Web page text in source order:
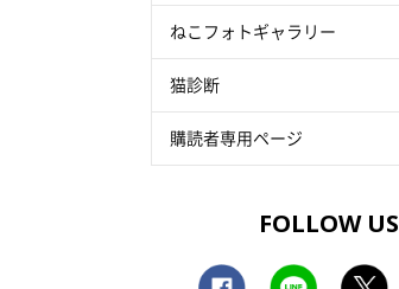
ねこフォトギャラリー
猫診断
購読者専用ページ
FOLLOW US